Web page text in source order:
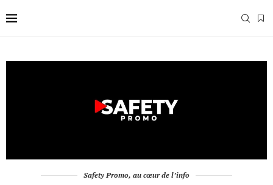
Safety Promo, au cœur de l’info